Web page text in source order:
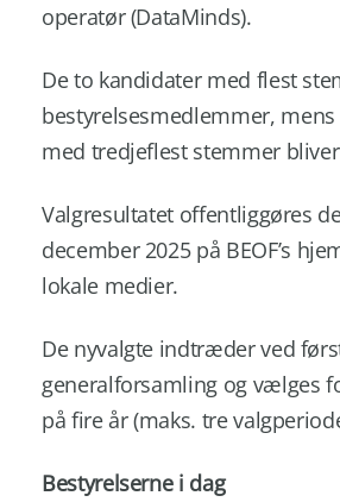
operatør (DataMinds).
De to kandidater med flest
bestyrelsesmedlemmer,
med tredjeflest stemmer
Valgresultatet offentliggøres
december 2025 på BEOF’s
lokale medier.
De nyvalgte indtræder ved
generalforsamling og vælges
på fire år (maks. tre
Bestyrelserne i dag